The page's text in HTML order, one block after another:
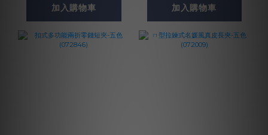
加入購物車 加入購物車